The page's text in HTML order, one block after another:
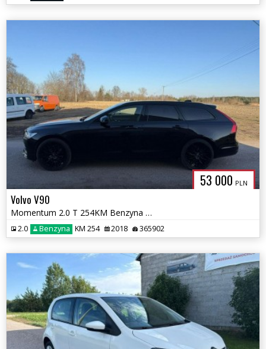
53 000 PLN
Volvo V90
Momentum 2.0 T 254KM Benzyna Aktywny Tempomat nowy Rozrząd
2.0 Benzyna KM 254 2018 365902